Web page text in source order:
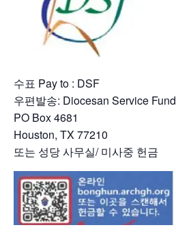
수표 Pay to : DSF
우편발송: Diocesan Service Fund
PO Box 4681
Houston, TX 77210
또는 성당 사무실/ 미사중 헌금